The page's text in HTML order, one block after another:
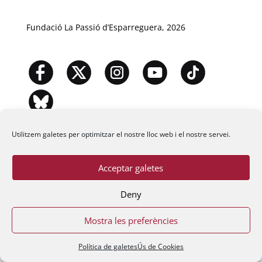
Utilitzem galetes per optimitzar el nostre lloc web i el nostre servei.
Acceptar galetes
Deny
Mostra les preferències
Política de galetesÚs de Cookies
Fundació La Passió d’Esparreguera, 2026